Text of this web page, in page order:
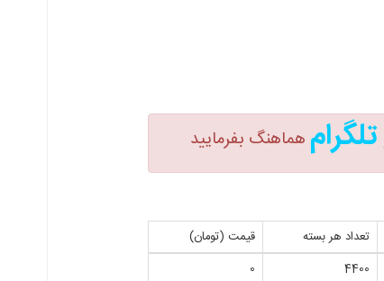
تلگرام هماهنگ بفرمایید
تعداد هر بسته
قیمت (تومان)
4400
0